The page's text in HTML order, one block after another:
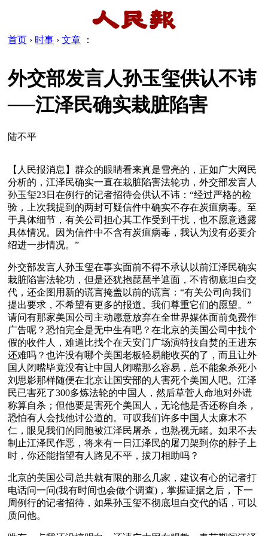
首页 › 时事 › 文章 ：
外交部发言人孙玉玺供认不讳
──江泽民确实栽脏陷害
陆不平
【人民报消息】群众的眼睛看来真是雪亮的，正如广大网民
分析的，江泽民确实一直在栽脏陷害法轮功，外交部发言人
孙玉玺23日在例行的记者招待会供认不讳：“经过严格的检
验，上次我提到的两封可疑信件中确实不存在炭疽病毒。至
于具体细节，有关公司担心其工作受到干扰，也不愿意透露
具体情况。因为信件中不含有炭疽病毒，我认为没有必要介
绍进一步情况。”
外交部发言人孙玉玺在事实面前不得不承认以前江泽民确实
栽脏陷害法轮功，但是还犹抱琵琶半遮面，不肯彻底坦白交
代，还企图用新的谎言掩盖以前的谎言：“有关公司向我们
提出要求，不希望有更多的报道。我们尊重它们的愿望。”
请问有那家美国公司主动愿意放弃在全世界媒体面前免费作
广告呢？恐怕完全是无中生有吧？在北京的美国公司中找个
假的收件人，难道比找个在天安门广场演特技自焚的王进东
还难吗？也许没有哪个美国老板轻易能收买的了，而且让外
国人闭嘴毕竟没有让中国人闭嘴那么容易，总不能象杀死小
刘思影那样随便在北京让国安部的人害死个美国人吧。江泽
民已害死了300多炼法轮的中国人，然后草菅人命地对外谎
称算自杀；但他要是害死个美国人，无论他是否还称自杀，
恐怕有人会找他讨公道的。可叹我们许多中国人太麻木不
仁，眼见我们的同胞被江泽民屠杀，也熟视无睹。如果不去
制止江泽民作恶，将来有一日江泽民的屠刀架到你的脖子上
时，你还能指望有人路见不平，拔刀相助吗？
北京的美国公司总共就有限的那么几家，建议有心的记者打
电话问一问(我有时间也会做个调查)，掌握证据之后，下一
周例行的记者招待，如果孙玉玺不彻底坦白交代的话，可以
质问他。